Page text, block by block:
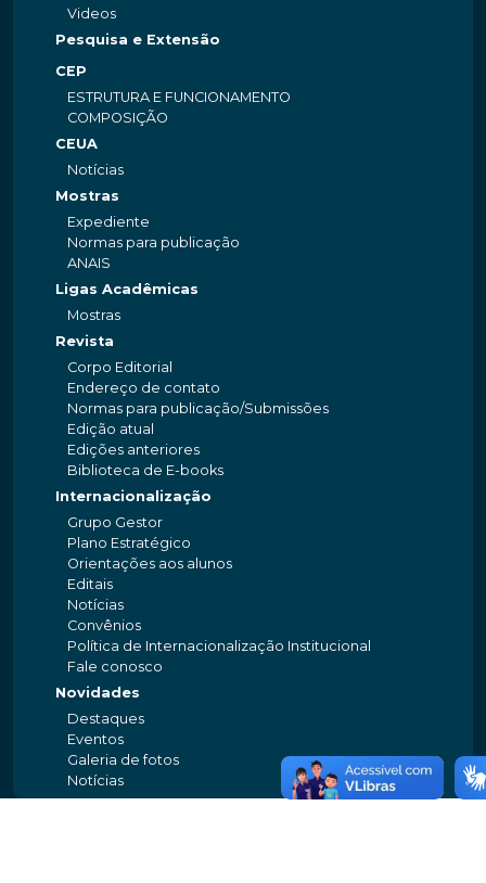
Videos
Pesquisa e Extensão
CEP
ESTRUTURA E FUNCIONAMENTO
COMPOSIÇÃO
CEUA
Notícias
Mostras
Expediente
Normas para publicação
ANAIS
Ligas Acadêmicas
Mostras
Revista
Corpo Editorial
Endereço de contato
Normas para publicação/Submissões
Edição atual
Edições anteriores
Biblioteca de E-books
Internacionalização
Grupo Gestor
Plano Estratégico
Orientações aos alunos
Editais
Notícias
Convênios
Política de Internacionalização Institucional
Fale conosco
Novidades
Destaques
Eventos
Galeria de fotos
Notícias